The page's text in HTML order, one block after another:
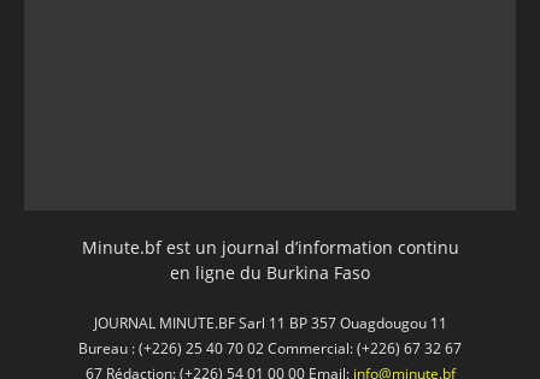
Minute.bf est un journal d’information continu
en ligne du Burkina Faso
JOURNAL MINUTE.BF Sarl 11 BP 357 Ouagdougou 11
Bureau : (+226) 25 40 70 02 Commercial: (+226) 67 32 67
67 Rédaction: (+226) 54 01 00 00 Email: info@minute.bf